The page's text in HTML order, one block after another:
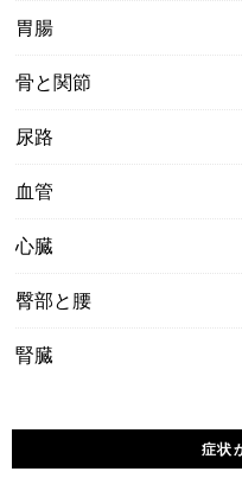
胃腸
骨と関節
尿路
血管
心臓
臀部と腰
腎臓
症状